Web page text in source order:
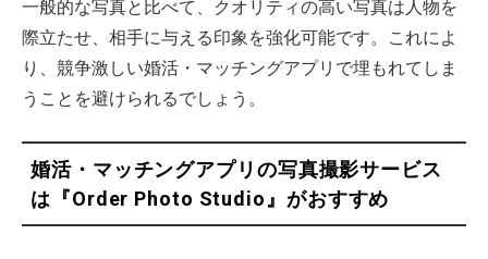
一般的な写真と比べて、クオリティの高い写真は人物を
際立たせ、相手に与える印象を強化可能です。これによ
り、競争激しい婚活・マッチングアプリで埋もれてしま
うことを避けられるでしょう。
婚活・マッチングアプリの写真撮影サービス
は『Order Photo Studio』がおすすめ